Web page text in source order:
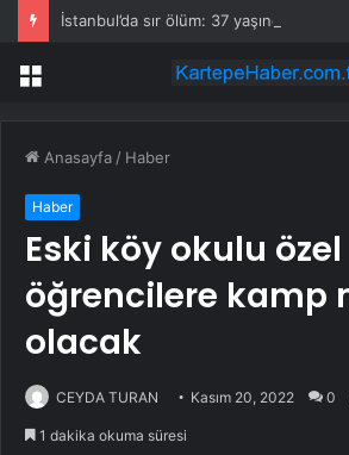
Menü
Anasayfa / Haber
Haber
Eski köy okulu özel
öğrencilere kamp
olacak
CEYDA TURAN Kasım 20, 2022 0
1 dakika okuma süresi